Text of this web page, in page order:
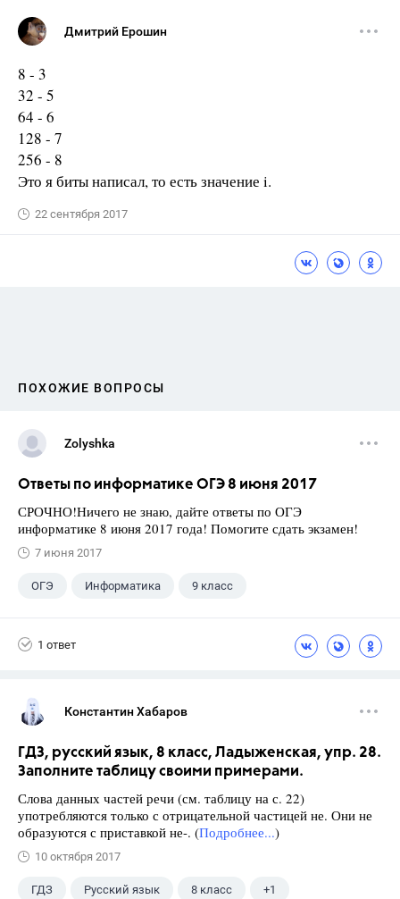
Дмитрий Ерошин
8 - 3
32 - 5
64 - 6
128 - 7
256 - 8
Это я биты написал, то есть значение i.
22 сентября 2017
ПОХОЖИЕ ВОПРОСЫ
Zolyshka
Ответы по информатике ОГЭ 8 июня 2017
СРОЧНО!Ничего не знаю, дайте ответы по ОГЭ
информатике 8 июня 2017 года! Помогите сдать экзамен!
7 июня 2017
ОГЭ Информатика 9 класс
1 ответ
Константин Хабаров
ГДЗ, русский язык, 8 класс, Ладыженская, упр. 28.
Заполните таблицу своими примерами.
Слова данных частей речи (см. таблицу на с. 22)
употребляются только с отрицательной частицей не. Они не
образуются с приставкой не-. (Подробнее...)
10 октября 2017
ГДЗ Русский язык 8 класс +1